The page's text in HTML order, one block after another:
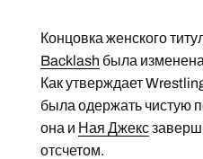
Концовка женского
Backlash была
Как утверждает
была одержать чистую
она и Ная Джекс
отсчетом.